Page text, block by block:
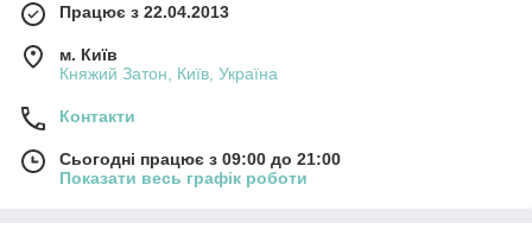
Працює з 22.04.2013
м. Київ
Княжий Затон, Київ, Україна
Контакти
Сьогодні працює з 09:00 до 21:00
Показати весь графік роботи